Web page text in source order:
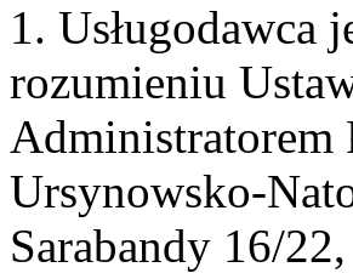
1. Usługodawca
rozumieniu
Administratorem
Ursynowsko-
Sarabandy 16/